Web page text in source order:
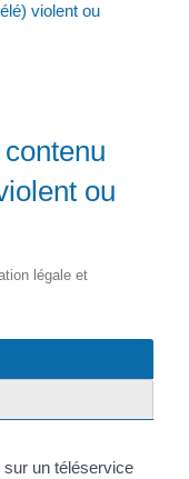
violent ou
ou
légale et
sur un téléservice